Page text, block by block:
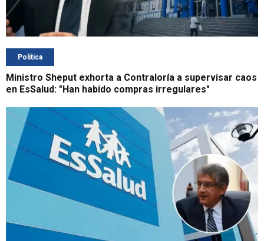
Política
Ministro Sheput exhorta a Contraloría a supervisar caos
en EsSalud: "Han habido compras irregulares"